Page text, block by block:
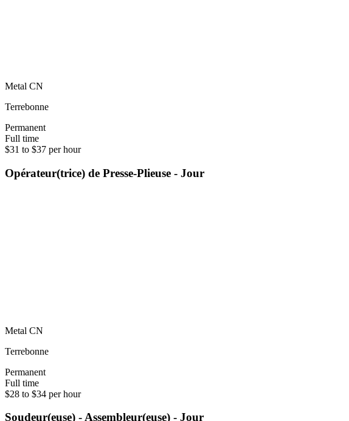
Metal CN
Terrebonne
Permanent
Full time
$31 to $37 per hour
Opérateur(trice) de Presse-Plieuse - Jour
Metal CN
Terrebonne
Permanent
Full time
$28 to $34 per hour
Soudeur(euse) - Assembleur(euse) - Jour